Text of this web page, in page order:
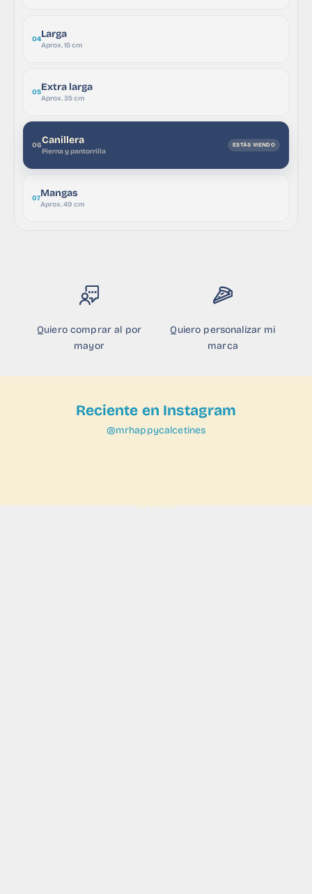
04Larga
Aprox. 15 cm
05Extra larga
Aprox. 35 cm
06Canillera
Pierna y pantorrilla
07Mangas
Aprox. 49 cm
Quiero comprar al por
mayor
Quiero personalizar mi
marca
Reciente en Instagram
@mrhappycalcetines
26 AÑOS